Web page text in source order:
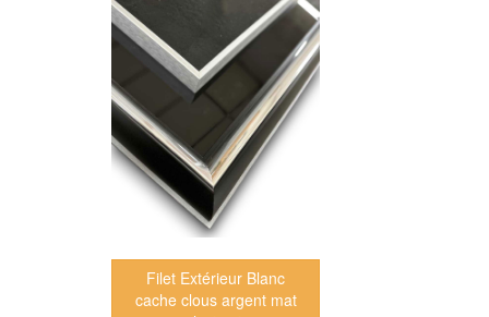
Filet Extérieur Blanc
cache clous argent mat